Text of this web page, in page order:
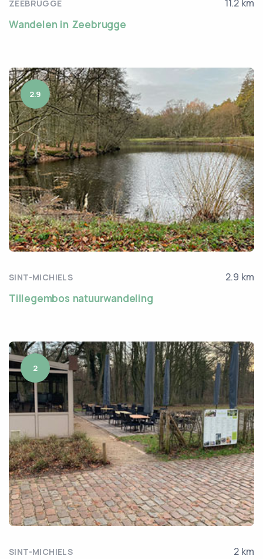
ZEEBRUGGE 11.2 km
Wandelen in Zeebrugge
2.9
SINT-MICHIELS 2.9 km
Tillegembos natuurwandeling
2
SINT-MICHIELS 2 km